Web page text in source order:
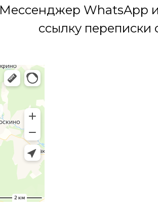
Мессенджер WhatsApp
ссылку переписки